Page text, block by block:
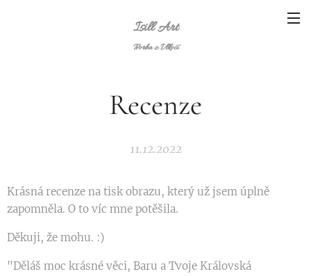
Isill Art
Tvorba z Vlkočí
Recenze
11.12.2022
Krásná recenze na tisk obrazu, který už jsem úplně
zapomněla. O to víc mne potěšila.
Děkuji, že mohu. :)
"Děláš moc krásné věci, Baru a Tvoje Královská